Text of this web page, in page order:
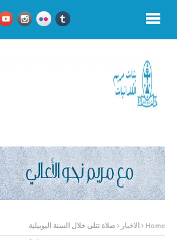
Home الاخبار صلاة تتلى خلال السنة اليوبيلية